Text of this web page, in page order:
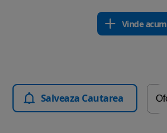
Vinde acum
Salveaza Cautarea